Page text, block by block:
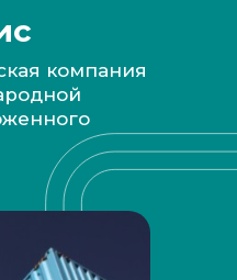
компания